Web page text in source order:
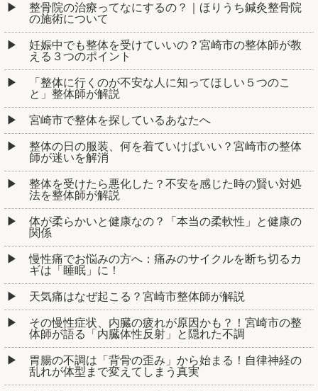
整骨院の治療ってなにするの？｜ほりうち鍼灸整骨院
の施術について
妊娠中でも整体を受けていいの？宮崎市の整体師が教
える３つのポイント
「整体に行くのが不安な人に知ってほしい５つのこ
と」整体師が解説
宮崎市で整体を探しているあなたへ
整体の日の服装、何を着ていけばいい？宮崎市の整体
師が迷いを解消
整体を受けたら悪化した？不安を感じた時の賢い対処
法を整体師が解説
体が柔らかいと健康なの？「本当の柔軟性」と健康の
関係
慢性痛でお悩みの方へ：痛みのサイクルを断ち切るカ
ギは「睡眠」に！
天気痛はなぜ起こる？宮崎市整体師が解説
その慢性症状、内臓の疲れが原因かも？！宮崎市の整
体師が語る「内臓体性反射」と隠れた不調
胃腸の不調は「背骨の歪み」から始まる！自律神経の
乱れが体型まで変えてしまう真実